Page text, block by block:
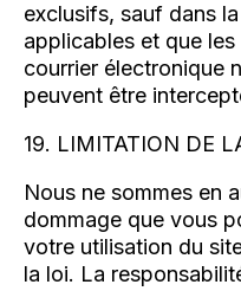
exclusifs, sauf dans
applicables et que
courrier électronique
peuvent être
19. LIMITATION DE
Nous ne sommes en
dommage que vous
votre utilisation du
la loi. La